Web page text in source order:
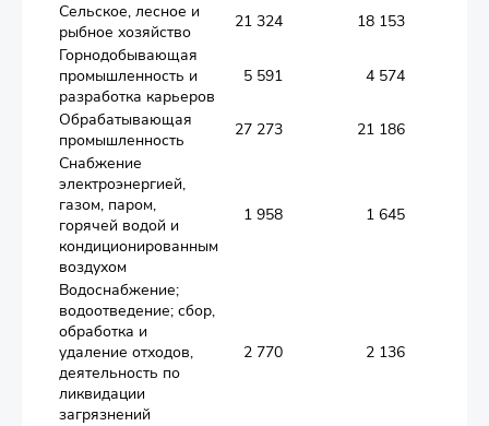
Сельское, лесное и
рыбное хозяйство
21 324 18 153
Горнодобывающая
промышленность и
разработка карьеров
5 591 4 574
Обрабатывающая
промышленность
27 273 21 186
Снабжение
электроэнергией,
газом, паром,
горячей водой и
кондиционированным
воздухом
1 958 1 645
Водоснабжение;
водоотведение; сбор,
обработка и
удаление отходов,
деятельность по
ликвидации
загрязнений
2 770 2 136